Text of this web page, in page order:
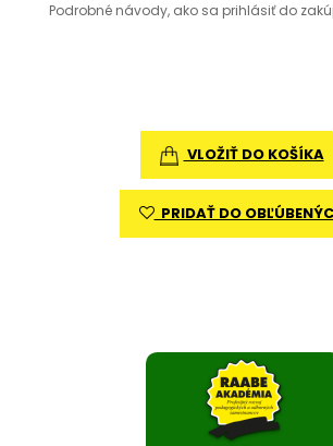
Podrobné návody, ako sa prihlásiť do
VLOŽIŤ DO KOŠÍKA
PRIDAŤ DO